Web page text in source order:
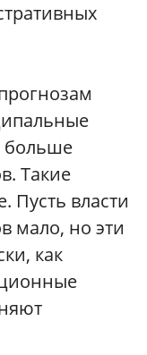
больше
Такие
Пусть власти
мало, но эти
как